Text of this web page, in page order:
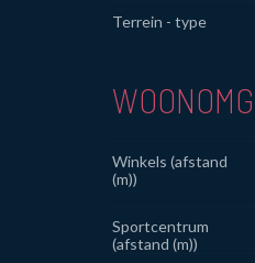
Terrein - type
Winkels (afstand
(m))
Sportcentrum
(afstand (m))